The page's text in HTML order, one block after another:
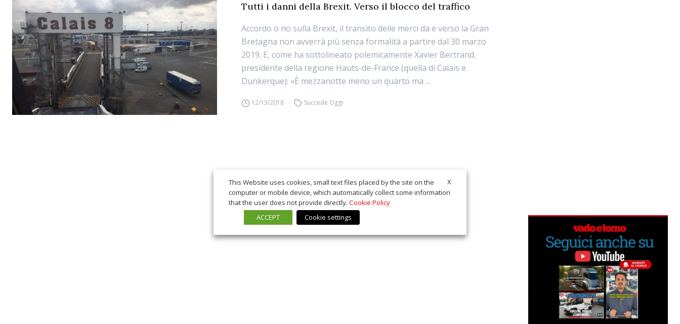
Tutti i danni della Brexit. Verso il blocco del traffico
Accordo o no sulla Brexit, il transito delle merci da e verso la Gran
Bretagna non avverrà più senza formalità a partire dal 30 marzo
2019. E, come ha sottolineato polemicamente Xavier Bertrand,
presidente della regione Hauts-de-France (quella di Calais e
Dunkerque): «È mezzanotte meno un quarto ma ...
12/13/2018 Succede Oggi
X
This Website uses cookies, small text files placed by the site on the
computer or mobile device, which automatically collect some information
that the user does not provide directly. Cookie Policy
ACCEPT
Cookie settings